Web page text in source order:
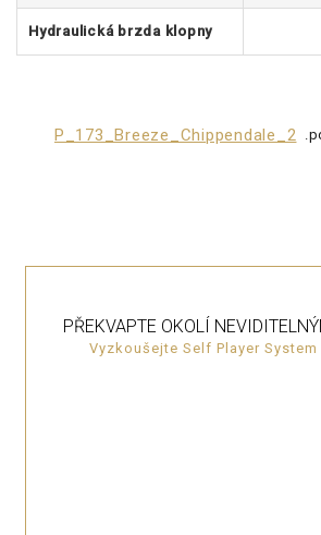
Hydraulická brzda klopny
P_173_Breeze_Chippendale_2
PŘEKVAPTE OKOLÍ
Vyzkoušejte Self Player